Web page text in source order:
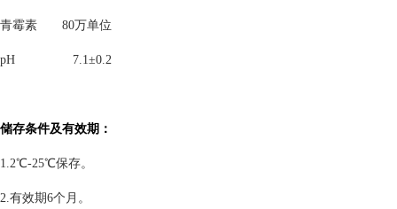
青霉素 80万单位
pH 7.1±0.2
储存条件及有效期：
1.2℃-25℃保存。
2.有效期6个月。